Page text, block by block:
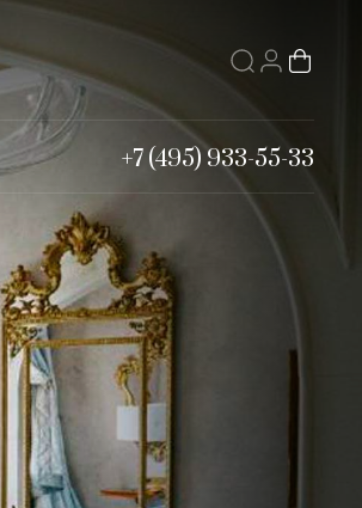
+7 (495) 933-55-33